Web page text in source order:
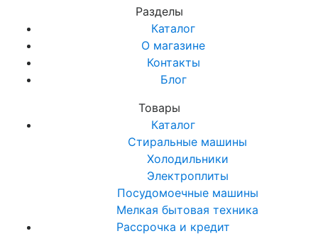
Разделы
Каталог
О магазине
Контакты
Блог
Товары
Каталог
Стиральные машины
Холодильники
Электроплиты
Посудомоечные машины
Мелкая бытовая техника
Рассрочка и кредит